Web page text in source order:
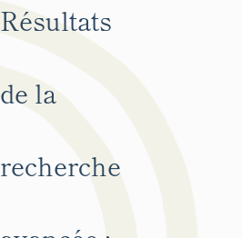
Résultats
de la
recherche